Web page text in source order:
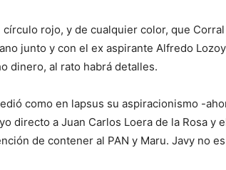
círculo rojo, y de cualquier color, que
junto y con el ex aspirante Alfredo
dinero, al rato habrá detalles.
como en lapsus su aspiracionismo -
directo a Juan Carlos Loera de la Rosa y
de contener al PAN y Maru. Javy no